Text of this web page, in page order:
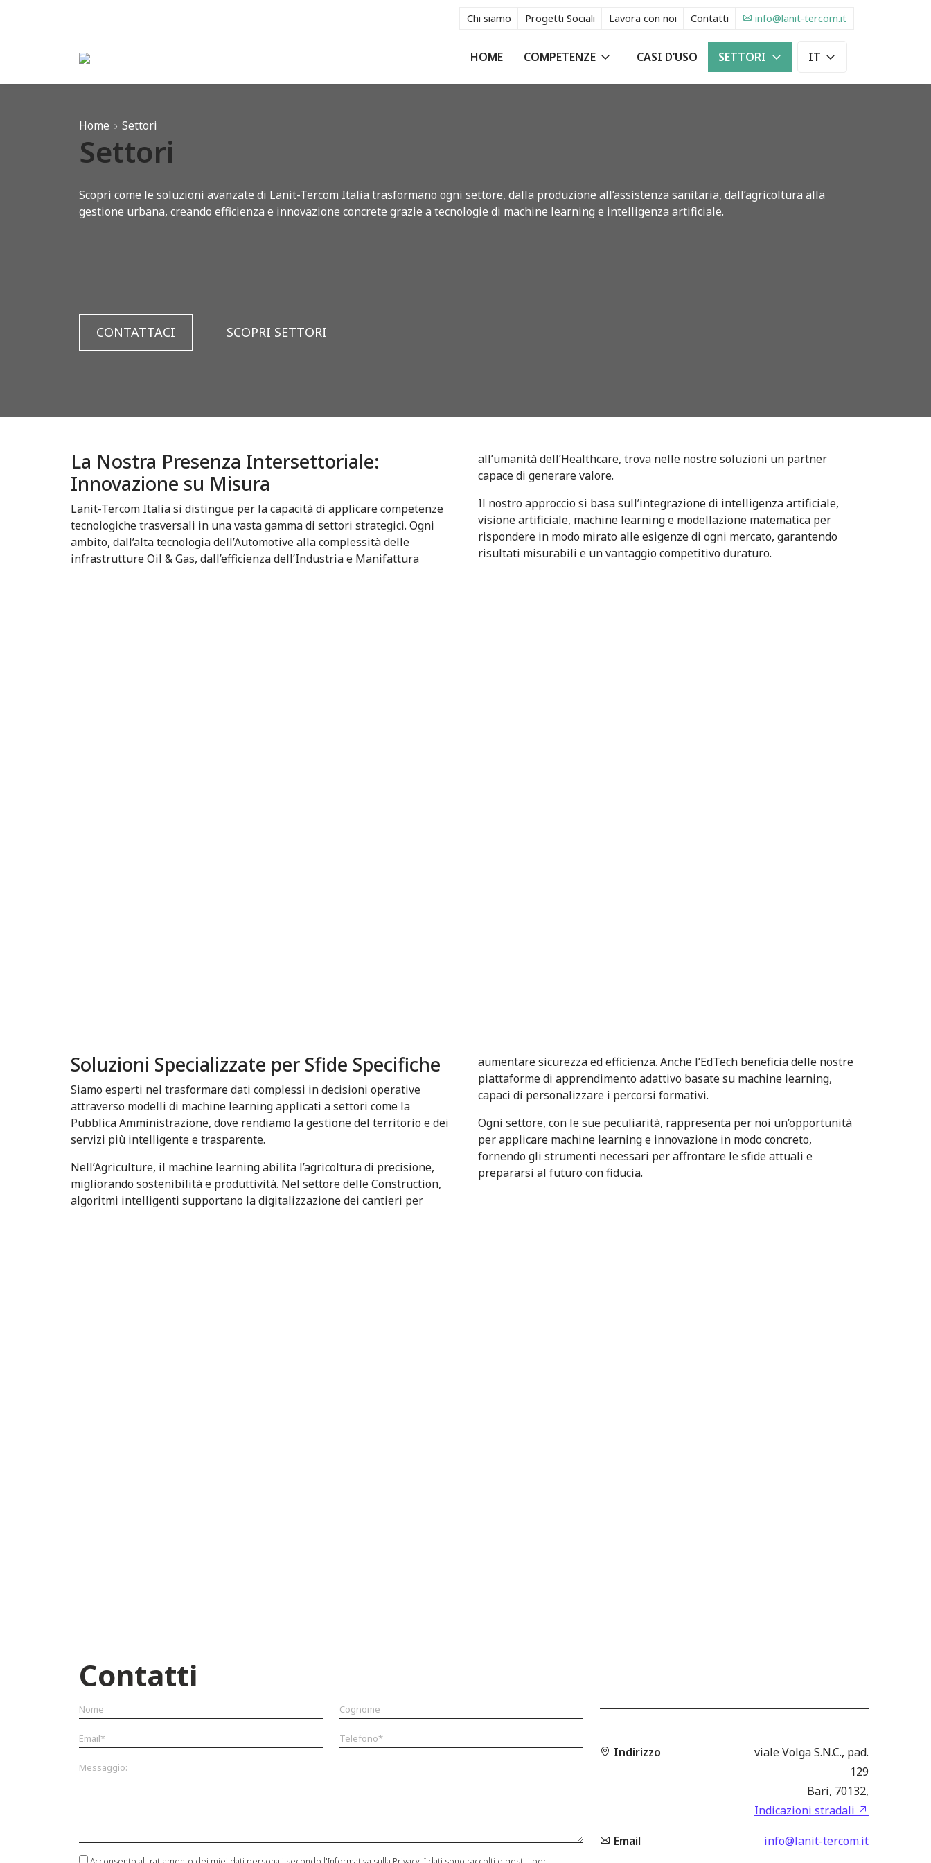
Chi siamo Progetti Sociali Lavora con noi Contatti info@lanit-tercom.it
HOME COMPETENZE CASI D’USO SETTORI IT
Home
Settori
Settori
Scopri come le soluzioni avanzate di Lanit-Tercom Italia trasformano ogni settore, dalla produzione all’assistenza sanitaria, dall’agricoltura alla
gestione urbana, creando efficienza e innovazione concrete grazie a tecnologie di machine learning e intelligenza artificiale.
CONTATTACI SCOPRI SETTORI
La Nostra Presenza Intersettoriale:
Innovazione su Misura
Lanit-Tercom Italia si distingue per la capacità di applicare competenze
tecnologiche trasversali in una vasta gamma di settori strategici. Ogni
ambito, dall’alta tecnologia dell’Automotive alla complessità delle
infrastrutture Oil & Gas, dall’efficienza dell’Industria e Manifattura
all’umanità dell’Healthcare, trova nelle nostre soluzioni un partner
capace di generare valore.
Il nostro approccio si basa sull’integrazione di intelligenza artificiale,
visione artificiale, machine learning e modellazione matematica per
rispondere in modo mirato alle esigenze di ogni mercato, garantendo
risultati misurabili e un vantaggio competitivo duraturo.
Soluzioni Specializzate per Sfide Specifiche
Siamo esperti nel trasformare dati complessi in decisioni operative
attraverso modelli di machine learning applicati a settori come la
Pubblica Amministrazione, dove rendiamo la gestione del territorio e dei
servizi più intelligente e trasparente.
Nell’Agriculture, il machine learning abilita l’agricoltura di precisione,
migliorando sostenibilità e produttività. Nel settore delle Construction,
algoritmi intelligenti supportano la digitalizzazione dei cantieri per
aumentare sicurezza ed efficienza. Anche l’EdTech beneficia delle nostre
piattaforme di apprendimento adattivo basate su machine learning,
capaci di personalizzare i percorsi formativi.
Ogni settore, con le sue peculiarità, rappresenta per noi un’opportunità
per applicare machine learning e innovazione in modo concreto,
fornendo gli strumenti necessari per affrontare le sfide attuali e
prepararsi al futuro con fiducia.
Contatti
Indirizzo
viale Volga S.N.C., pad.
129
Bari, 70132,
Indicazioni stradali
Email
info@lanit-tercom.it